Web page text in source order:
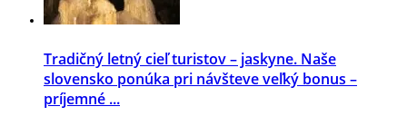
Tradičný letný cieľ turistov – jaskyne. Naše
slovensko ponúka pri návšteve veľký bonus –
príjemné ...